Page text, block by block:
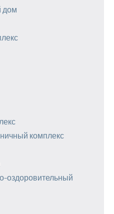
дом
комплекс
оздоровительный